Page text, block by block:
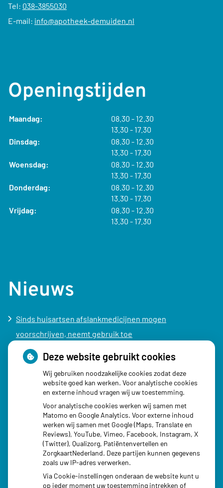
Tel: 038-3855030
E-mail: info@apotheek-demuiden.nl
Openingstijden
Maandag: 08.30 tot
- 12.30
13.30 tot
- 17.30
Dinsdag:
08.30 tot
- 12.30
13.30 tot
- 17.30
Woensdag:
08.30 tot
- 12.30
13.30 tot
- 17.30
Donderdag:
08.30 tot
- 12.30
13.30 tot
- 17.30
Vrijdag:
08.30 tot
- 12.30
13.30 tot
- 17.30
Nieuws
Sinds huisartsen afslankmedicijnen mogen
voorschrijven, neemt gebruik toe
Schurft sinds corona geen vergeten ziekte meer: aantal
uitbraken fors gestegen
Stoppen met afslankmedicijnen betekent zonder
leefstijlaanpassingen weer gewichtstoename
Kookadvies drinkwater in provincie Utrecht vanwege
besmetting
Terugroepactie babyvoeding Nestlé: bacterie kan baby’s
ziek maken
Deze website gebruikt cookies
Wij gebruiken noodzakelijke cookies zodat deze
website goed kan werken. Voor analytische cookies
en externe inhoud vragen wij uw toestemming.
Voor analytische cookies werken wij samen met
Matomo en Google Analytics. Voor externe inhoud
werken wij samen met Google (Maps, Translate en
Reviews), YouTube, Vimeo, Facebook, Instagram, X
(Twitter), Qualizorg, Patiëntenvertellen en
ZorgkaartNederland. Deze partijen kunnen gegevens
zoals uw IP-adres verwerken.
Via Cookie-instellingen onderaan de website kunt u
op ieder moment uw toestemming intrekken of